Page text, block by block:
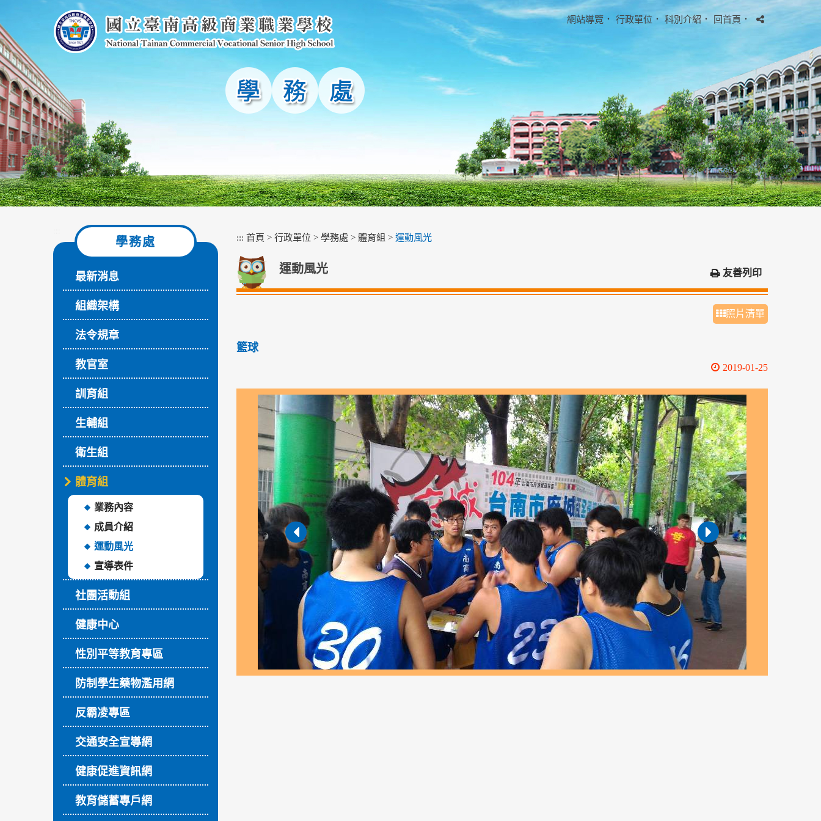
主
要
內
容
區
塊
網站導覽 ． 行政單位 ． 科別介紹． 回首頁．
:::
學務處
最新消息
組織架構
法令規章
教官室
訓育組
生輔組
衛生組
體育組
業務內容
成員介紹
運動風光
宣導表件
社團活動組
健康中心
性別平等教育專區
防制學生藥物濫用網
反霸凌專區
交通安全宣導網
健康促進資訊網
教育儲蓄專戶網
::: 首頁 > 行政單位 > 學務處 > 體育組 > 運動風光
運動風光 友善列印
照片清單
籃球
2019-01-25